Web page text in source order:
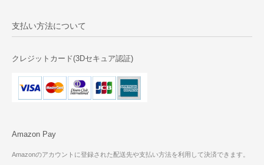
支払い方法について
クレジットカード(3Dセキュア認証)
Amazon Pay
Amazonのアカウントに登録された配送先や支払い方法を利用して決済できます。